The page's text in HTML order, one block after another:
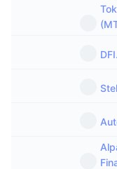
Totale NFT-
Liquidaties
Woordenlijst
Diamanten